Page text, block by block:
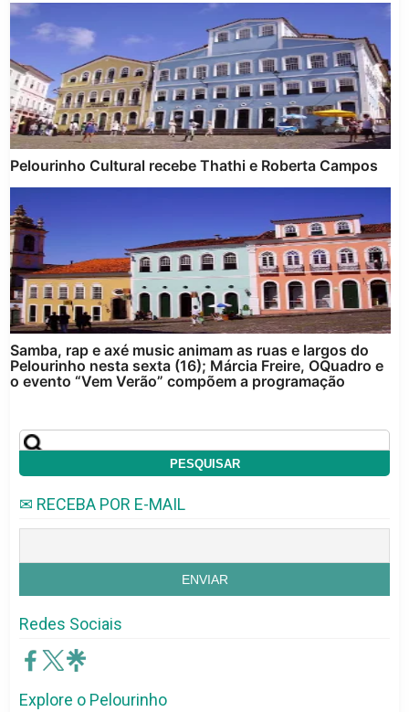
Pelourinho Cultural recebe Thathi e Roberta Campos
Samba, rap e axé music animam as ruas e largos do
Pelourinho nesta sexta (16); Márcia Freire, OQuadro e
o evento “Vem Verão” compõem a programação
✉ RECEBA POR E-MAIL
Redes Sociais
Explore o Pelourinho